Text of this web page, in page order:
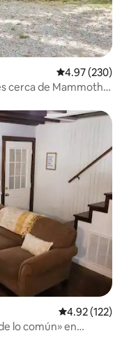
Calificación
4.97 (230)
cerca de Mammoth
Calificación
4.92 (122)
lo común» en